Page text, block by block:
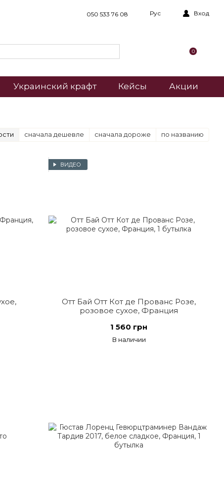
050 533 76 08 Рус Вход
0
Украинский крафт Кейсы Акции
сначала дешевле сначала дороже по названию
ВИДЕО
Отт Бай Отт Кот де Прованс Розе,
розовое сухое, Франция
1 560 грн
В наличии